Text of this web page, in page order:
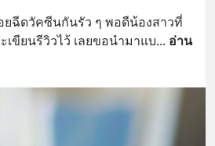
ยฉีดวัคซีนกันรัว ๆ พอดีน้องสาวที่
เขียนรีวิวไว้ เลยขอนำมาแบ... อ่าน